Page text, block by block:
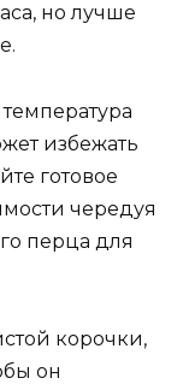
но лучше
избежать
готовое
чередуя
перца для
корочки,
он